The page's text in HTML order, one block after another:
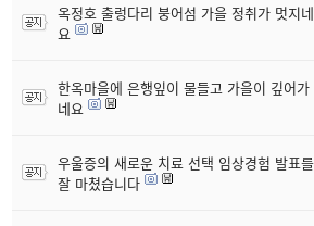
옥정호 출렁다리 붕어섬 가을 정취가 멋지네
요
한옥마을에 은행잎이 물들고 가을이 깊어가
네요
우울증의 새로운 치료 선택 임상경험 발표를
잘 마쳤습니다